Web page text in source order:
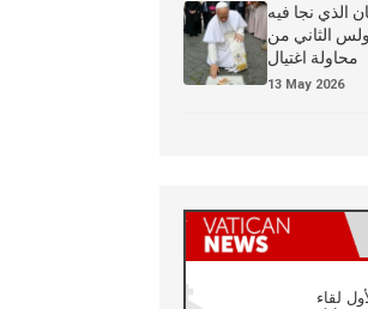
الذي نجا فيه
الثاني من
محاولة اغتيال
13 May 2026
لقاء